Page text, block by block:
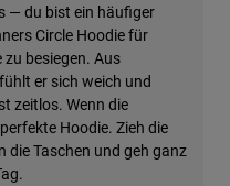
— du bist ein häufiger
Circle Hoodie für
besiegen. Aus
er sich weich und
zeitlos. Wenn die
Hoodie. Zieh die
die Taschen und geh ganz